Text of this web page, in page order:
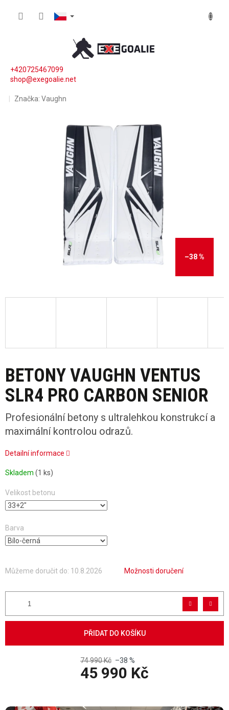
+420725467099
shop@exegoalie.net
Značka: Vaughn
–38 %
BETONY VAUGHN VENTUS
SLR4 PRO CARBON SENIOR
Profesionální betony s ultralehkou konstrukcí a
maximální kontrolou odrazů.
Detailní informace
Skladem (1 ks)
Velikost betonu
Barva
Můžeme doručit do: 10.8.2026 Možnosti doručení
PŘIDAT DO KOŠÍKU
74 990 Kč –38 %
45 990 Kč